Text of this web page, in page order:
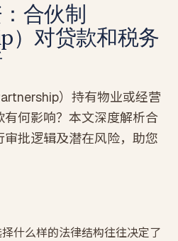
合伙制
）对贷款和税务
）持有物业或经营
何影响？本文深度解析合
批逻辑及潜在风险，助您
什么样的法律结构往往决定了